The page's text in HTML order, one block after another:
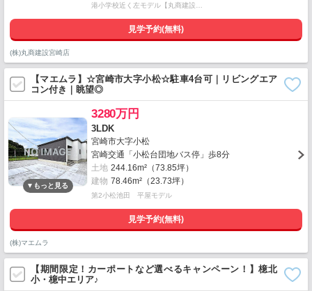
港小学校近く左モデル【丸商建設…
見学予約(無料)
(株)丸商建設宮崎店
【マエムラ】☆宮崎市大字小松☆駐車4台可｜リビングエア
コン付き｜眺望◎
3280万円
3LDK
宮崎市大字小松
宮崎交通「小松台団地バス停」歩8分
土地 244.16m²（73.85坪）
建物 78.46m²（23.73坪）
第2小松池田 平屋モデル
見学予約(無料)
(株)マエムラ
【期間限定！カーポートなど選べるキャンペーン！】檍北
小・檍中エリア♪